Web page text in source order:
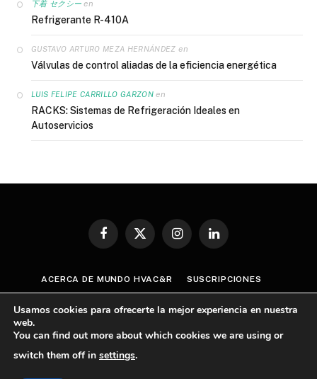
下着 セクシー en
Refrigerante R-410A
GUSTAVO ARTURO MEZA HERNÁNDEZ en
Válvulas de control aliadas de la eficiencia energética
LUIS FELIPE CARRILLO GARZONen
RACKS: Sistemas de Refrigeración Ideales en
Autoservicios
Facebook
X
InstagramLinkedIn
ACERCA DE MUNDO HVAC&R SUSCRIPCIONES
POLÍTICA GENERAL SOBRE CUMPLIMIENTO ANTICORRUPCIÓN
Usamos cookies para ofrecerte la mejor experiencia en nuestra
web.
You can find out more about which cookies we are using or
switch them off in settings.